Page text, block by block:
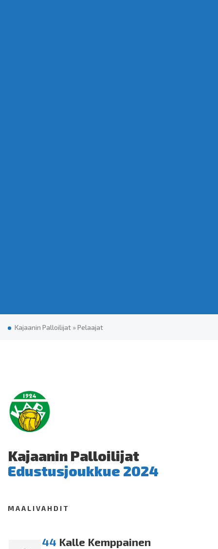
Kajaanin Palloilijat »Pe­laa­jat
Kajaanin Palloilijat
Edustusjoukkue 2024
MAALIVAHDIT
44 Kalle Kemppainen